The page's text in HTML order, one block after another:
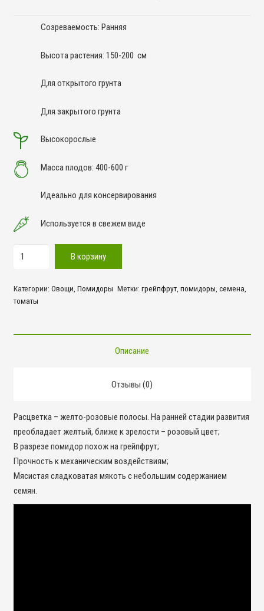
Созреваемость: Ранняя
Высота растения: 150-200 см
Для открытого грунта
Для закрытого грунта
Высокорослые
Масса плодов: 400-600 г
Идеально для консервирования
Используется в свежем виде
Количество
В корзину
Категории: Овощи Помидоры Метки: грейпфрут помидоры семена
томаты
Описание
Отзывы (0)
Расцветка – желто-розовые полосы. На ранней стадии развития
преобладает желтый, ближе к зрелости – розовый цвет;
В разрезе помидор похож на грейпфрут;
Прочность к механическим воздействиям;
Мясистая сладковатая мякоть с небольшим содержанием
семян.